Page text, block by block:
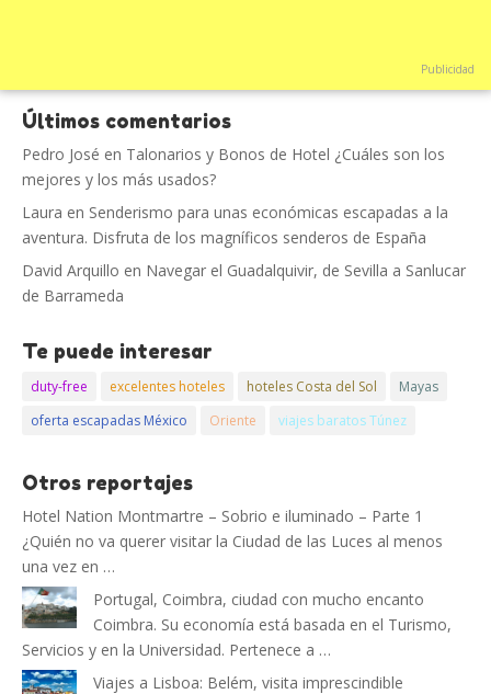
Publicidad
Últimos comentarios
Pedro José en Talonarios y Bonos de Hotel ¿Cuáles son los
mejores y los más usados?
Laura en Senderismo para unas económicas escapadas a la
aventura. Disfruta de los magníficos senderos de España
David Arquillo en Navegar el Guadalquivir, de Sevilla a Sanlucar
de Barrameda
Te puede interesar
duty-free excelentes hoteles hoteles Costa del Sol
Mayas
oferta escapadas México
Oriente viajes baratos Túnez
Otros reportajes
Hotel Nation Montmartre – Sobrio e iluminado – Parte 1
¿Quién no va querer visitar la Ciudad de las Luces al menos
una vez en …
Portugal, Coimbra, ciudad con mucho encanto
Coimbra. Su economía está basada en el Turismo,
Servicios y en la Universidad. Pertenece a …
Viajes a Lisboa: Belém, visita imprescindible